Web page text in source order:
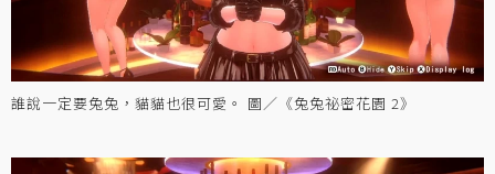
誰說一定要兔兔，貓貓也很可愛。 圖／《兔兔祕密花園 2》